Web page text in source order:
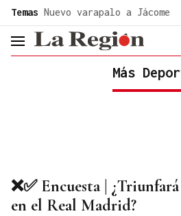
Temas Nuevo varapalo a Jácome
header.menu.open
Más
❌✅ Encuesta |
en el Real Madrid?